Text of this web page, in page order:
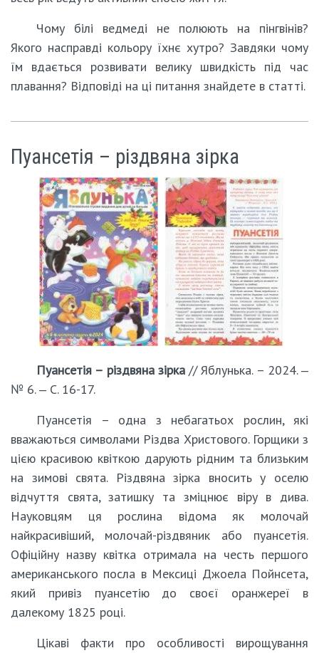
Чому білі ведмеді не полюють на пінгвінів?
Якого насправді кольору їхнє хутро? Завдяки чому
їм вдається розвивати велику швидкість під час
плавання? Відповіді на ці питання знайдете в статті.
Пуансетія – різдвяна зірка
Пуансетія – різдвяна зірка// Яблунька. – 2024. ‒
№ 6. ‒ С. 16-17.
Пуансетія – одна з небагатьох рослин, які
вважаються символами Різдва Христового. Горщики з
цією красивою квіткою дарують рідним та близьким
на зимові свята. Різдвяна зірка вносить у оселю
відчуття свята, затишку та зміцнює віру в дива.
Науковцям ця рослина відома як молочай
найкрасивіший, молочай-різдвяник або пуансетія.
Офіційну назву квітка отримала на честь першого
американського посла в Мексиці Джоела Пойнсета,
який привіз пуансетію до своєї оранжереї в
далекому 1825 році.
Цікаві факти про особливості вирощування